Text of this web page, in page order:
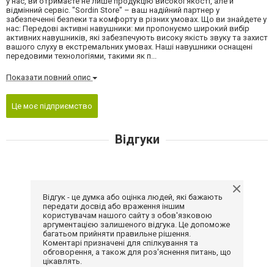
відмінний сервіс. "Sordin Store" – ваш надійний партнер у
забезпеченні безпеки та комфорту в різних умовах. Що ви знайдете у
нас: Передові активні навушники: ми пропонуємо широкий вибір
активних навушників, які забезпечують високу якість звуку та захист
вашого слуху в екстремальних умовах. Наші навушники оснащені
передовими технологіями, такими як п...
Показати повний опис
Це моє підприємство
Відгуки
Відгук - це думка або оцінка людей, які бажають
передати досвід або враження іншим
користувачам нашого сайту з обов'язковою
аргументацією залишеного відгука. Це допоможе
багатьом прийняти правильне рішення.
Коментарі призначені для спілкування та
обговорення, а також для роз'яснення питань, що
цікавлять.